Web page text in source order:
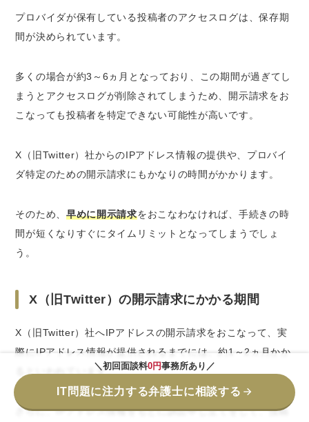
プロバイダが保有している投稿者のアクセスログは、保存期
間が決められています。
多くの場合が約3～6ヵ月 となっており、この期間が過ぎてし
まうとアクセスログが削除されてしまうため、開示請求をお
こなっても投稿者を特定できない可能性が高いです。
X（旧Twitter）社からのIPアドレス情報の提供や、プロバイ
ダ特定のための開示請求にもかなりの時間がかかります。
そのため、 早めに開示請求をおこなわなければ、手続きの時
間が短くなりすぐにタイムリミットとなってしまうでしょ
う。
X（旧Twitter）の開示請求にかかる期間
X（旧Twitter）社へIPアドレスの開示請求をおこなって、実
際にIPアドレス情報が提供されるまでには、約1～2ヵ月かか
るといわれています。
さらに、IPアドレス情報をもとに訴訟申し立てをして、投稿
＼初回面談料0円事務所あり／
IT問題に注力する弁護士に相談する